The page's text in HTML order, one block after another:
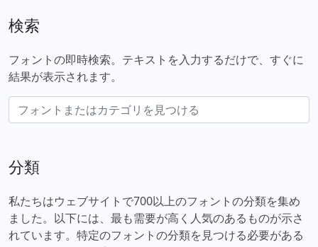
検索
フォントの即時検索。テキストを入力するだけで、すぐに
結果が表示されます。
分類
私たちはウェブサイトで700以上のフォントの分類を集め
ました。以下には、最も需要が高く人気のあるものが示さ
れています。特定のフォントの分類を見つける必要がある